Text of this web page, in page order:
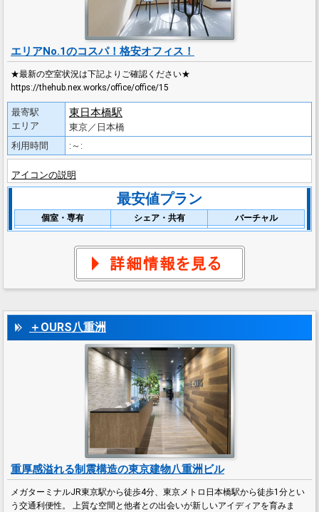
エリアNo.1のコスパ！格安オフィス！
★最新の空室状況は下記よりご確認ください★
https://thehub.nex.works/office/office/15
最寄駅
エリア
東日本橋駅
東京／日本橋
利用時間
:～:
アイコンの説明
最安値プラン
個室・専有 シェア・共有 バーチャル
＋OURS八重洲
重厚感溢れる制震構造の東京建物八重洲ビル
メガターミナルJR東京駅から徒歩4分、東京メトロ日本橋駅から徒歩1分とい
う交通利便性。 上質な空間と他者との出会いが新しいアイディアを育みま